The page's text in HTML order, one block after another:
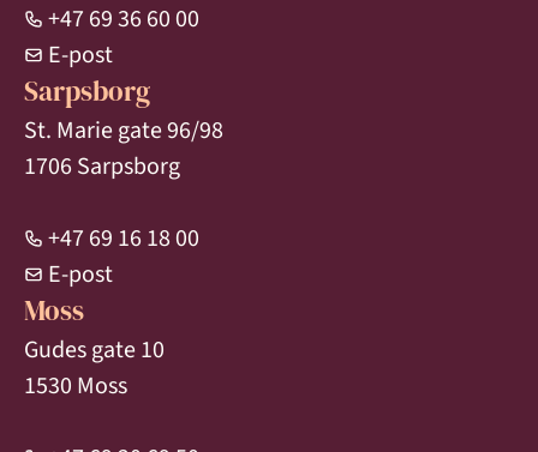
+47 69 36 60 00
E-post
Sarpsborg
St. Marie gate 96/98
1706 Sarpsborg
+47 69 16 18 00
E-post
Moss
Gudes gate 10
1530 Moss